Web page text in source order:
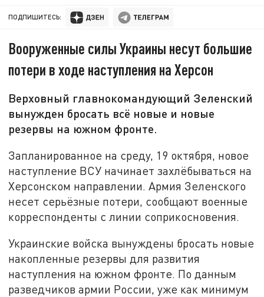
ПОДПИШИТЕСЬ:
Вооруженные силы Украины несут большие
потери в ходе наступления на Херсон
Верховный главнокомандующий Зеленский
вынужден бросать всё новые и новые
резервы на южном фронте.
Запланированное на среду, 19 октября, новое
наступление ВСУ начинает захлёбываться на
Херсонском направлении. Армия Зеленского
несет серьёзные потери, сообщают военные
корреспонденты с линии соприкосновения.
Украинские войска вынуждены бросать новые
накопленные резервы для развития
наступления на южном фронте. По данным
разведчиков армии России, уже как минимум